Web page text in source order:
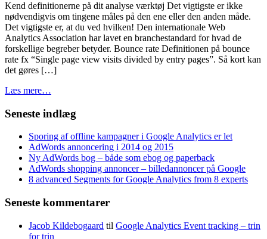
Kend definitionerne på dit analyse værktøj Det vigtigste er ikke
nødvendigvis om tingene måles på den ene eller den anden måde.
Det vigtigste er, at du ved hvilken! Den internationale Web
Analytics Association har lavet en branchestandard for hvad de
forskellige begreber betyder. Bounce rate Definitionen på bounce
rate fx “Single page view visits divided by entry pages”. Så kort kan
det gøres […]
Læs mere…
Seneste indlæg
Sporing af offline kampagner i Google Analytics er let
AdWords annoncering i 2014 og 2015
Ny AdWords bog – både som ebog og paperback
AdWords shopping annoncer – billedannoncer på Google
8 advanced Segments for Google Analytics from 8 experts
Seneste kommentarer
Jacob Kildebogaard til Google Analytics Event tracking – trin
for trin